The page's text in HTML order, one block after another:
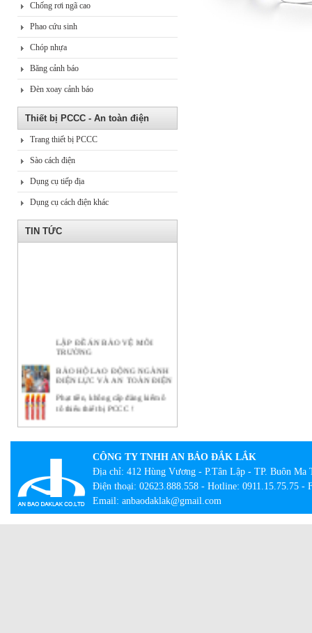
Chống rơi ngã cao
Phao cứu sinh
Chóp nhựa
Băng cảnh báo
Đèn xoay cảnh báo
Thiết bị PCCC - An toàn điện
Trang thiết bị PCCC
Sào cách điện
Dụng cụ tiếp địa
Dụng cụ cách điện khác
TIN TỨC
LẬP ĐỀ ÁN BẢO VỆ MÔI
TRƯỜNG
BẢO HỘ LAO ĐỘNG NGÀNH
ĐIỆN LỰC VÀ AN TOÀN ĐIỆN
Phạt tiền, không cấp đăng kiểm ô
tô thiếu thiết bị PCCC !
ĐỘNG TẠI DOANH NGHIỆP
BẢO HỘ LAO ĐỘNG -
NHỮNG KHÁI NIỆM CƠ BẢN
CẦN BIẾT
Lạ lẫm với tour bắt buộc mặc đồ
bảo hộ lao động
Con đường thành công của hãng
CÔNG TY TNHH AN BẢO ĐẮK LẮK
Địa chỉ: 412 Hùng Vương - P.Tân Lập - TP. Buôn Ma
Điện thoại: 02623.888.558 - Hotline: 0911.15.75.75 -
Email: anbaodaklak@gmail.com